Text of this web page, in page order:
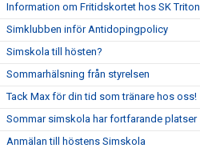
Information om Fritidskortet hos SK Triton
Simklubben inför Antidopingpolicy
Simskola till hösten?
Sommarhälsning från styrelsen
Tack Max för din tid som tränare hos oss!
Sommar simskola har fortfarande platser
Anmälan till höstens Simskola